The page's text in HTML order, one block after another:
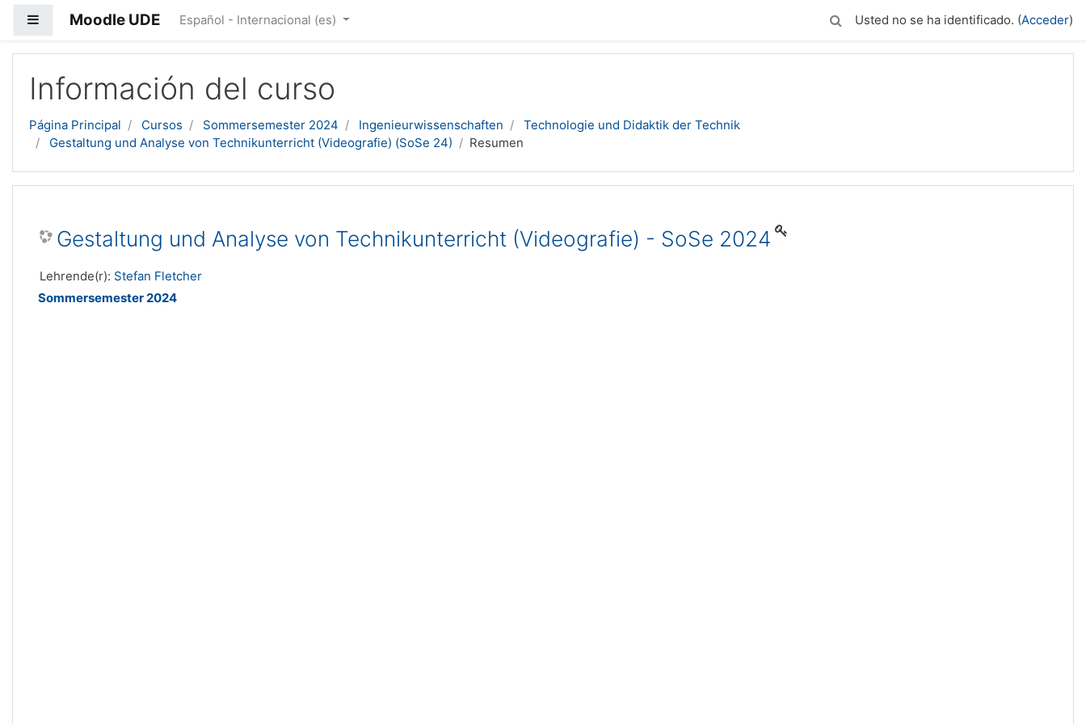
Panel lateral
Moodle UDE Español - Internacional ‎(es)‎ Usted no se ha identificado. (Acceder)
Información del curso
Página Principal Cursos Sommersemester 2024 Ingenieurwissenschaften
Technologie und Didaktik der Technik
Gestaltung und Analyse von Technikunterricht (Videografie) (SoSe 24)
Resumen
Gestaltung und Analyse von Technikunterricht (Videografie) - SoSe 2024
Lehrende(r): Stefan Fletcher
Sommersemester 2024